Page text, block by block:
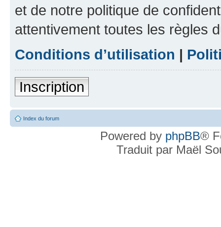
et de notre politique de
attentivement toutes les règles
Conditions d’utilisation |
Inscription
Index du forum
Powered by phpBB®
Traduit par Maël